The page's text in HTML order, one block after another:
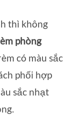
thì không
phòng
có màu sắc
phối hợp
sắc nhạt